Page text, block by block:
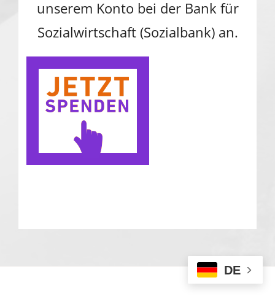
unserem Konto bei der Bank für
Sozialwirtschaft (Sozialbank) an.
DE